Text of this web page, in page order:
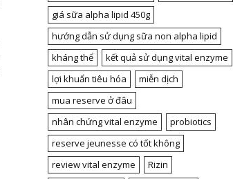
giá sữa alpha lipid 450g
hướng dẫn sử dụng sữa non alpha lipid
kháng thể
kết quả sử dụng vital enzyme
lợi khuẩn tiêu hóa
miễn dịch
mua reserve ở đâu
nhân chứng vital enzyme
probiotics
reserve jeunesse có tốt không
review vital enzyme
Rizin